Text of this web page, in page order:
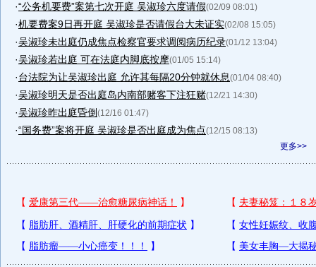
·“公务机要费”案第七次开庭 吴淑珍六度请假(02/09 08:01)
·机要费案9日再开庭 吴淑珍是否请假台大未证实(02/08 15:05)
·吴淑珍未出庭仍成焦点检察官要求调阅病历纪录(01/12 13:04)
·吴淑珍若出庭 可在法庭内脚底按摩(01/05 15:14)
·台法院为让吴淑珍出庭 允许其每隔20分钟就休息(01/04 08:40)
·吴淑珍明天是否出庭岛内南部赌客下注狂赌(12/21 14:30)
·吴淑珍昨出庭昏倒 (12/16 01:47)
·“国务费”案将开庭 吴淑珍是否出庭成为焦点(12/15 08:13)
更多>>